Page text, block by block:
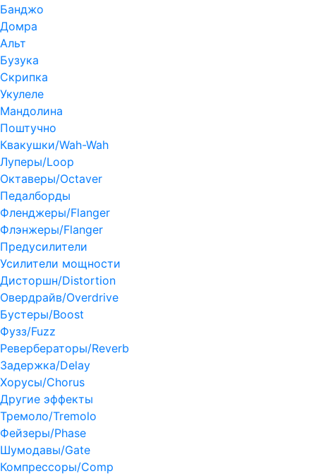
Банджо
Домра
Альт
Бузука
Скрипка
Укулеле
Мандолина
Поштучно
Квакушки/Wah-Wah
Луперы/Loop
Октаверы/Octaver
Педалборды
Фленджеры/Flanger
Флэнжеры/Flanger
Предусилители
Усилители мощности
Дисторшн/Distortion
Овердрайв/Overdrive
Бустеры/Boost
Фузз/Fuzz
Ревербераторы/Reverb
Задержка/Delay
Хорусы/Chorus
Другие эффекты
Тремоло/Tremolo
Фейзеры/Phase
Шумодавы/Gate
Компрессоры/Comp